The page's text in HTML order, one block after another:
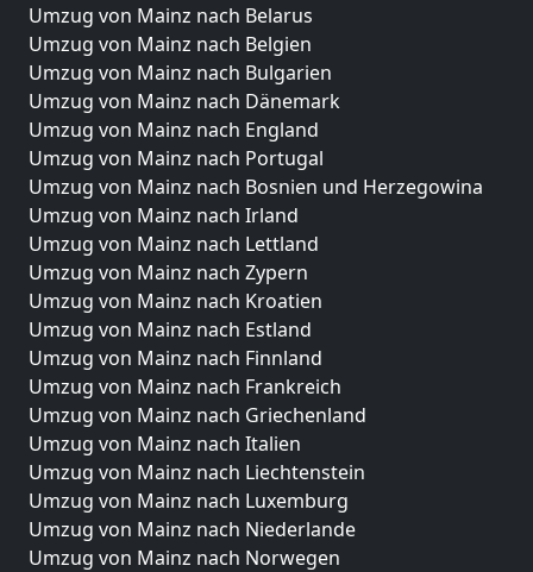
Umzug von Mainz nach Belarus
Umzug von Mainz nach Belgien
Umzug von Mainz nach Bulgarien
Umzug von Mainz nach Dänemark
Umzug von Mainz nach England
Umzug von Mainz nach Portugal
Umzug von Mainz nach Bosnien und Herzegowina
Umzug von Mainz nach Irland
Umzug von Mainz nach Lettland
Umzug von Mainz nach Zypern
Umzug von Mainz nach Kroatien
Umzug von Mainz nach Estland
Umzug von Mainz nach Finnland
Umzug von Mainz nach Frankreich
Umzug von Mainz nach Griechenland
Umzug von Mainz nach Italien
Umzug von Mainz nach Liechtenstein
Umzug von Mainz nach Luxemburg
Umzug von Mainz nach Niederlande
Umzug von Mainz nach Norwegen